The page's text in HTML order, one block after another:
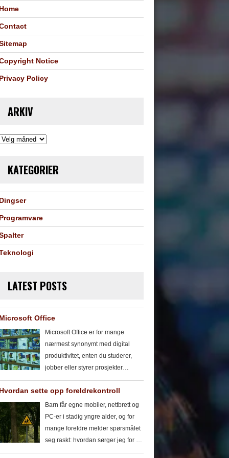
Notice
Policy
ARKIV
KATEGORIER
LATEST POSTS
Office
Microsoft Office er for mange
nærmest synonymt med digital
produktivitet, enten du studerer,
jobber eller styrer prosjekter
hjemme. Pakken har vært en
bærebjelke i arbeidshverdagen i
flere tiår, og den utvikler seg
fortsatt. I denne guiden ser vi på
hva Microsoft Office er i dag: hvilke
apper som inngår, hva de brukes
sette opp foreldrekontroll
Barn får egne mobiler, nettbrett og
PC-er i stadig yngre alder, og for
mange foreldre melder spørsmålet
seg raskt: hvordan sørger jeg for at
barnet har det trygt på nett?